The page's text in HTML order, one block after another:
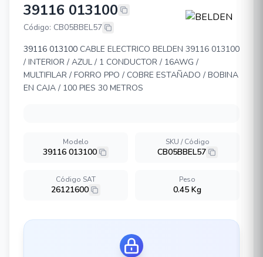
BELDEN 39116 013100
39116 013100
Código: CB05BBEL57
39116 013100 CABLE ELECTRICO BELDEN 39116 013100
/ INTERIOR / AZUL / 1 CONDUCTOR / 16AWG /
MULTIFILAR / FORRO PPO / COBRE ESTAÑADO / BOBINA
EN CAJA / 100 PIES 30 METROS
Modelo
39116 013100
SKU / Código
CB05BBEL57
Código SAT
26121600
Peso
0.45 Kg